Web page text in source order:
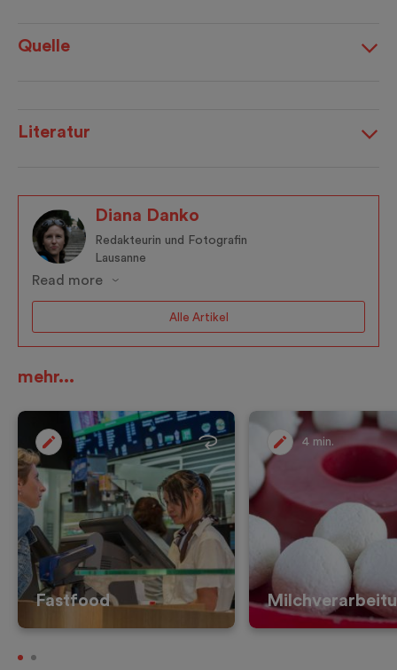
Quelle
Literatur
Alle Artikel
Diana Danko
Redakteurin und Fotografin
Lausanne
Read more
mehr...
Fastfood
4 min.